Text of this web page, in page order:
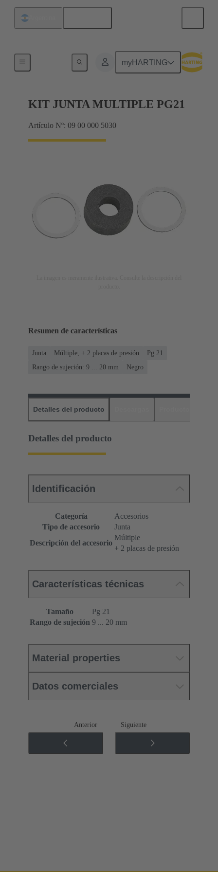
myHARTING
KIT JUNTA MULTIPLE PG21
Artículo Nº: 09 00 000 5030
Resumen de características
Junta Múltiple, + 2 placas de presión
Pg 21
Rango de sujeción: 9 ... 20 mm
Negro
Detalles del producto
Detalles del producto
Identificación
Categoría
Accesorios
Tipo de accesorio
Junta
Descripción del accesorio
Múltiple
+ 2 placas de presión
Características técnicas
Tamaño
Pg 21
Rango de sujeción 9 ... 20 mm
Material properties
Datos comerciales
Anterior Siguiente